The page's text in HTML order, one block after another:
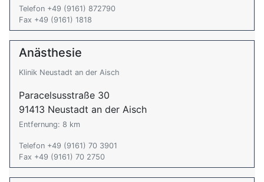
Telefon +49 (9161) 872790
Fax +49 (9161) 1818
Anästhesie
Klinik Neustadt an der Aisch
Paracelsusstraße 30
91413 Neustadt an der Aisch
Entfernung: 8 km
Telefon +49 (9161) 70 3901
Fax +49 (9161) 70 2750